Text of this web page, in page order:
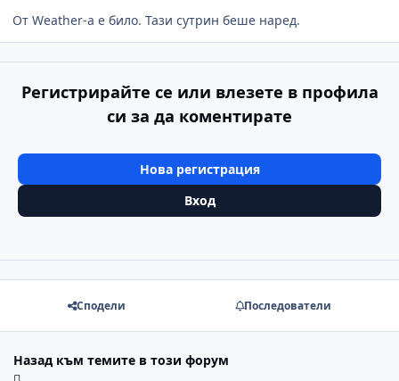
От Weather-а е било. Тази сутрин беше наред.
Регистрирайте се или влезете в профила
си за да коментирате
Нова регистрация
Вход
Сподели Последователи
Назад към темите в този форум